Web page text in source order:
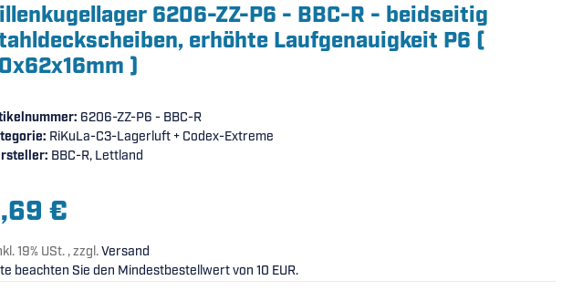
6206-ZZ-P6 - BBC-R - beidseitig
erhöhte Laufgenauigkeit P6 (
)
6206-ZZ-P6 - BBC-R
RiKuLa-C3-Lagerluft + Codex-Extreme
BBC-R, Lettland
€
19% USt. , zzgl.Versand
beachten Sie den Mindestbestellwert von 10 EUR.